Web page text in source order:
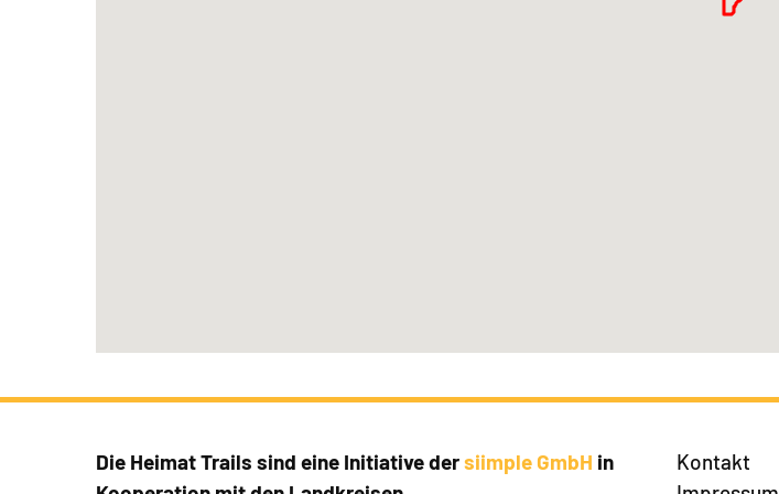
Die Heimat Trails sind eine Initiative dersiimple GmbH in
Kontakt